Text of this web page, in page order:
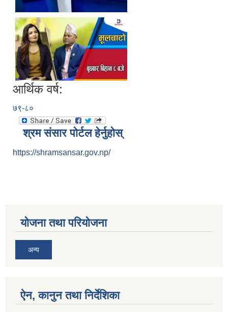
आर्थिक वर्ष:
७९-८०
श्रम संसार पोर्टल हेर्नुहोस्
https://shramsansar.gov.np/
योजना तथा परियोजना
अन्य
ऐन, कानुन तथा निर्देशिका